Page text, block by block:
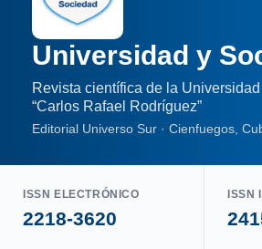
Universidad y
Revista científica de la
“Carlos Rafael Rodríguez”
Editorial Universo Sur · Cienfuegos,
ISSN ELECTRÓNICO
2218-3620
ISSN